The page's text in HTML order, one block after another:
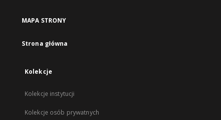
MAPA STRONY
Strona główna
Kolekcje
Kolekcje instytucji
Kolekcje osób prywatnych